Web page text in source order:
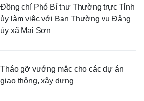
Đồng chí Phó Bí thư Thường trực Tỉnh
ủy làm việc với Ban Thường vụ Đảng
ủy xã Mai Sơn
Tháo gỡ vướng mắc cho các dự án
giao thông, xây dựng